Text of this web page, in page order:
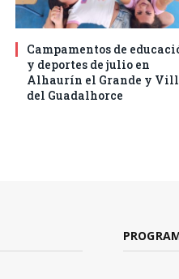
Campamentos de
y deportes de julio en
Alhaurín el Grande y
del Guadalhorce